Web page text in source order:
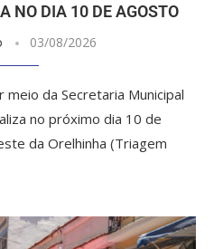
NO DIA 10 DE AGOSTO
03/08/2026
da Secretaria Municipal
no próximo dia 10 de
da Orelhinha (Triagem